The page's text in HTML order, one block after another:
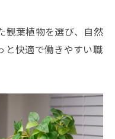
観葉植物を選び、自然
と快適で働きやすい職